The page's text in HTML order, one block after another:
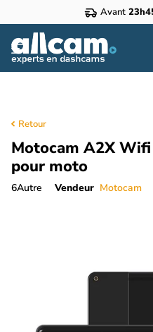
Avant
Retour
Motocam A2X
pour moto
6Autre Vendeur Motocam